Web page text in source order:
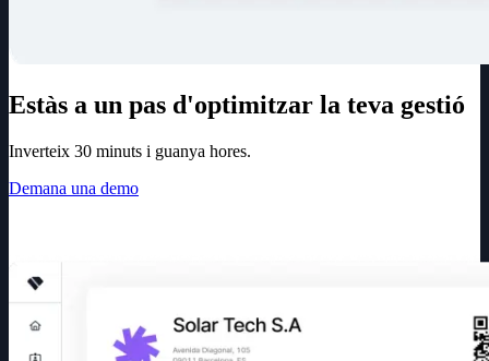
Estàs a un pas d'optimitzar la teva gestió
Inverteix 30 minuts i guanya hores.
Demana una demo